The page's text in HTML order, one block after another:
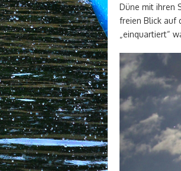
Düne mit ihren
freien Blick auf
„einquartiert“